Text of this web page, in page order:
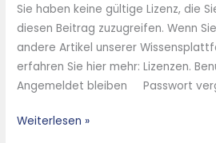
Sie haben keine gültige Lizenz, die
diesen Beitrag zuzugreifen. Wenn
andere Artikel unserer
erfahren Sie hier mehr: Lizenzen.
Angemeldet bleiben Passwort
Auslaufen
des
EEG
in
den
Jahren
Weiterlesen »